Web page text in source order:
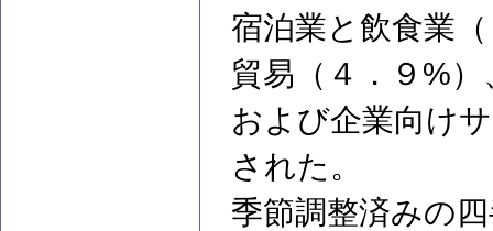
宿泊業と飲食業
貿易（４．９%）
および企業向け
された。
季節調整済みの